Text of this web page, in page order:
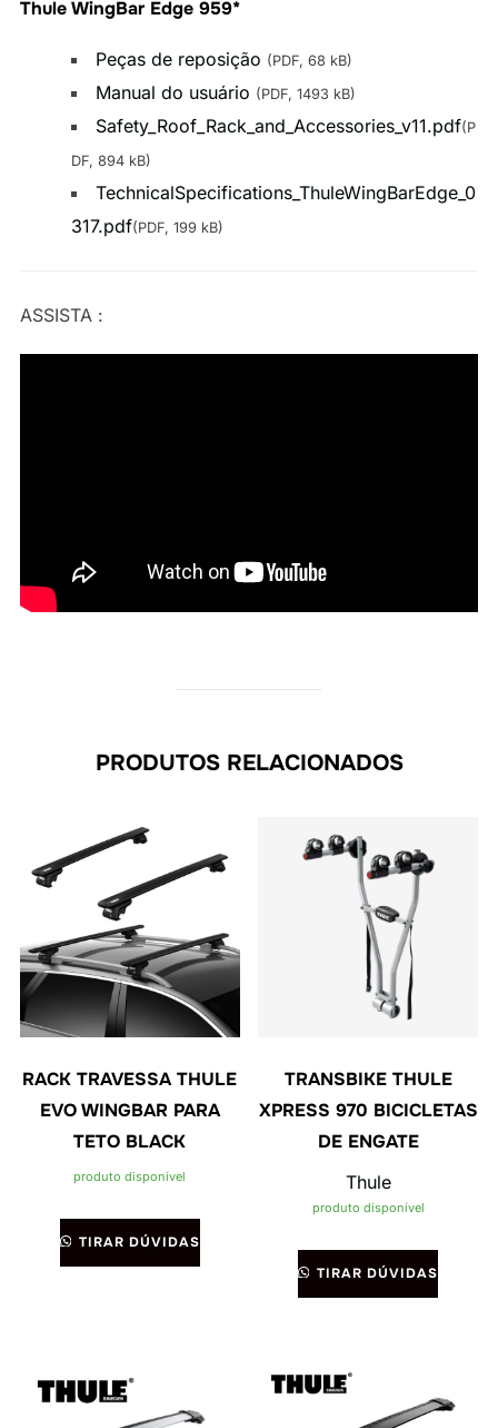
Thule WingBar Edge 959*
Peças de reposição (PDF, 68 kB)
Manual do usuário (PDF, 1493 kB)
Safety_Roof_Rack_and_Accessories_v11.pdf(P
DF, 894 kB)
TechnicalSpecifications_ThuleWingBarEdge_0
317.pdf(PDF, 199 kB)
ASSISTA :
PRODUTOS RELACIONADOS
RACK TRAVESSA THULE
EVO WINGBAR PARA
TETO BLACK
produto disponível
TIRAR DÚVIDAS
TRANSBIKE THULE
XPRESS 970 BICICLETAS
DE ENGATE
Thule
produto disponível
TIRAR DÚVIDAS